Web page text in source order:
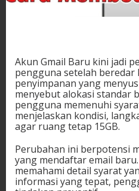
Akun Gmail Baru kini jadi
pengguna setelah
penyimpanan yang
menyebut alokasi standar
pengguna memenuhi
menjelaskan kondisi,
agar ruang tetap 15GB.
Perubahan ini berpotensi
yang mendaftar email
memahami detail syarat
informasi yang tepat,